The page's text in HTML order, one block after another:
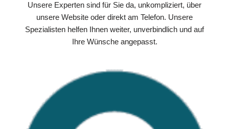
Unsere Experten sind für Sie da, unkompliziert, über
unsere Website oder direkt am Telefon. Unsere
Spezialisten helfen Ihnen weiter, unverbindlich und auf
Ihre Wünsche angepasst.